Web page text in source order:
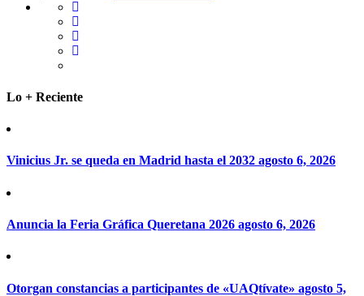
Lo + Reciente
Vinicius Jr. se queda en Madrid hasta el 2032 agosto 6, 2026
Anuncia la Feria Gráfica Queretana 2026 agosto 6, 2026
Otorgan constancias a participantes de «UAQtívate» agosto 5,